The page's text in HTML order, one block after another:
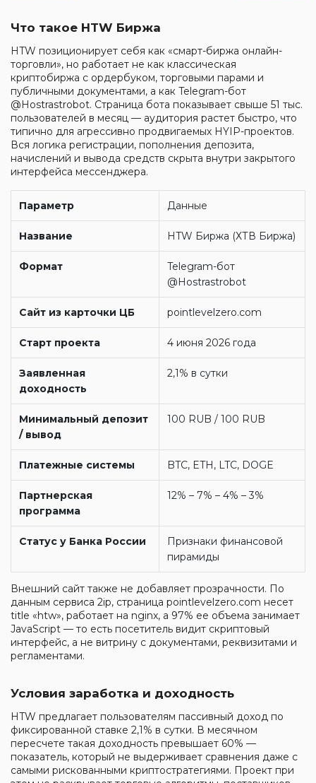
Что такое HTW Биржа
HTW позиционирует себя как «смарт-биржа онлайн-
торговли», но работает не как классическая
криптобиржа с ордербуком, торговыми парами и
публичными документами, а как Telegram-бот
@Hostrastrobot. Страница бота показывает свыше 51 тыс.
пользователей в месяц — аудитория растет быстро, что
типично для агрессивно продвигаемых HYIP-проектов.
Вся логика регистрации, пополнения депозита,
начислений и вывода средств скрыта внутри закрытого
интерфейса мессенджера.
Параметр Данные
Название HTW Биржа (ХТВ Биржа)
Формат
Telegram-бот
@Hostrastrobot
Сайт из карточки ЦБ pointlevelzero.com
Старт проекта 4 июня 2026 года
Заявленная
доходность
2,1% в сутки
Минимальный депозит
/ вывод
100 RUB / 100 RUB
Платежные системы BTC, ETH, LTC, DOGE
Партнерская
программа
12% – 7% – 4% – 3%
Статус у Банка России
Признаки финансовой
пирамиды
Внешний сайт также не добавляет прозрачности. По
данным сервиса 2ip, страница pointlevelzero.com несет
title «htw», работает на nginx, а 97% ее объема занимает
JavaScript — то есть посетитель видит скриптовый
интерфейс, а не витрину с документами, реквизитами и
регламентами.
Условия заработка и доходность
HTW предлагает пользователям пассивный доход по
фиксированной ставке 2,1% в сутки. В месячном
пересчете такая доходность превышает 60% —
показатель, который не выдерживает сравнения даже с
самыми рискованными криптостратегиями. Проект при